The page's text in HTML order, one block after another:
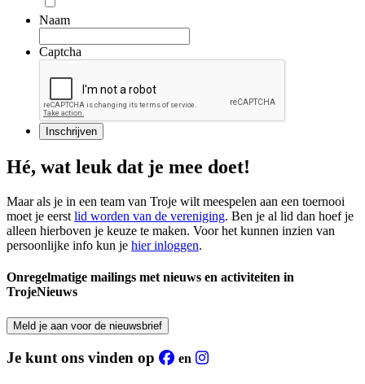
Naam
Captcha
Hé, wat leuk dat je mee doet!
Maar als je in een team van Troje wilt meespelen aan een toernooi
moet je eerst lid worden van de vereniging. Ben je al lid dan hoef je
alleen hierboven je keuze te maken. Voor het kunnen inzien van
persoonlijke info kun je hier inloggen.
Onregelmatige mailings met nieuws en activiteiten in
TrojeNieuws
Meld je aan voor de nieuwsbrief
Je kunt ons vinden op en